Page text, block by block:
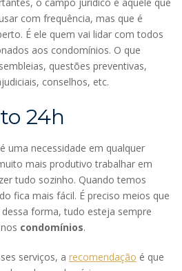
com frequência, mas que é
É ele quem vai lidar com todos
aos condomínios. O que
questões preventivas,
conselhos, etc.
24h
uma necessidade em qualquer
mais produtivo trabalhar em
tudo sozinho. Quando temos
fica mais fácil. É preciso meios que
forma, tudo esteja sempre
condomínios.
serviços, a recomendação é que